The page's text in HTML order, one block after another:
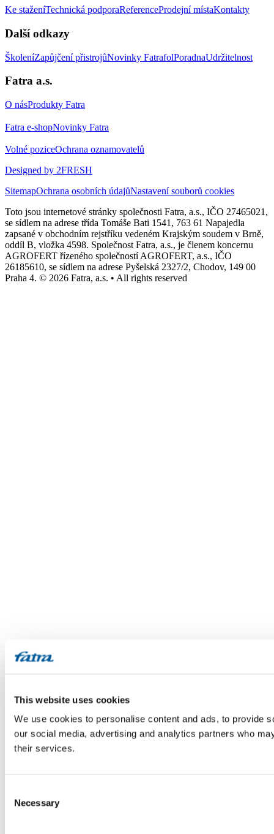
This website uses cookies
We use cookies to personalise content and ads, to provide
our social media, advertising and analytics partners who
their services.
Selection
Necessary
Ke staženíTechnická podporaReferenceProdejní místaKontakty
Další odkazy
ŠkoleníZapůjčení přistrojůNovinky FatrafolPoradnaUdržitelnost
Fatra a.s.
O násProdukty Fatra
Fatra e-shopNovinky Fatra
Volné poziceOchrana oznamovatelů
Designed by 2FRESH
SitemapOchrana osobních údajůNastavení souborů cookies
Toto jsou internetové stránky společnosti Fatra, a.s., IČO 27465021,
se sídlem na adrese třída Tomáše Bati 1541, 763 61 Napajedla
zapsané v obchodním rejstříku vedeném Krajským soudem v Brně,
oddíl B, vložka 4598. Společnost Fatra, a.s., je členem koncernu
AGROFERT řízeného společností AGROFERT, a.s., IČO
26185610, se sídlem na adrese Pyšelská 2327/2, Chodov, 149 00
Praha 4. © 2026 Fatra, a.s. • All rights reserved